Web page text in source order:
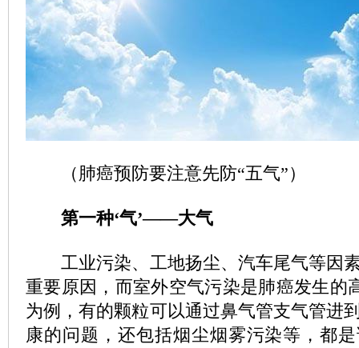
（肺癌预防要注意先防“五气”）
第一种‘气’——大气
工业污染、工地扬尘、汽车尾气等因
重要原因，而室外空气污染是肺癌发生的
为例，有的颗粒可以通过鼻气管支气管进
康的问题，还包括烟尘烟雾污染等，都